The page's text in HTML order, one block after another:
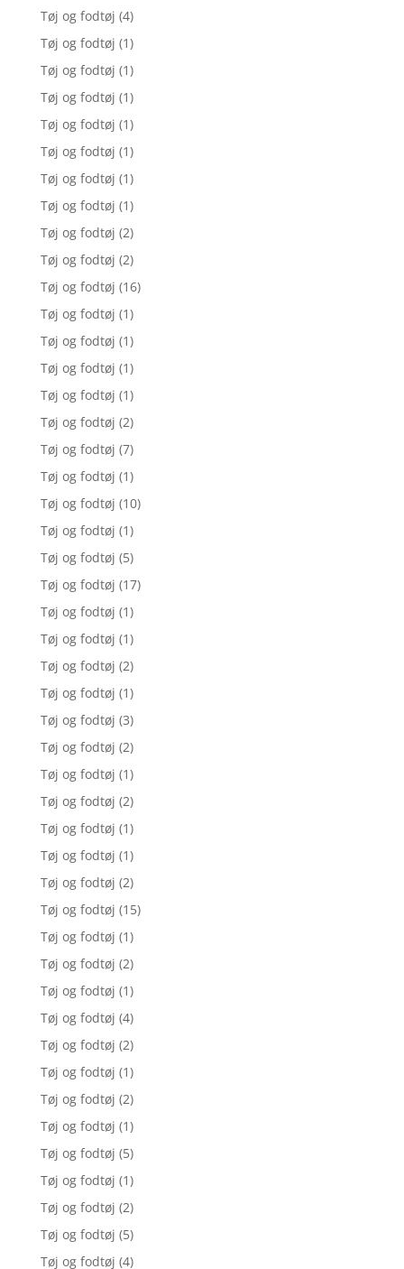
Tøj og fodtøj (4)
Tøj og fodtøj (1)
Tøj og fodtøj (1)
Tøj og fodtøj (1)
Tøj og fodtøj (1)
Tøj og fodtøj (1)
Tøj og fodtøj (1)
Tøj og fodtøj (1)
Tøj og fodtøj (2)
Tøj og fodtøj (2)
Tøj og fodtøj (16)
Tøj og fodtøj (1)
Tøj og fodtøj (1)
Tøj og fodtøj (1)
Tøj og fodtøj (1)
Tøj og fodtøj (2)
Tøj og fodtøj (7)
Tøj og fodtøj (1)
Tøj og fodtøj (10)
Tøj og fodtøj (1)
Tøj og fodtøj (5)
Tøj og fodtøj (17)
Tøj og fodtøj (1)
Tøj og fodtøj (1)
Tøj og fodtøj (2)
Tøj og fodtøj (1)
Tøj og fodtøj (3)
Tøj og fodtøj (2)
Tøj og fodtøj (1)
Tøj og fodtøj (2)
Tøj og fodtøj (1)
Tøj og fodtøj (1)
Tøj og fodtøj (2)
Tøj og fodtøj (15)
Tøj og fodtøj (1)
Tøj og fodtøj (2)
Tøj og fodtøj (1)
Tøj og fodtøj (4)
Tøj og fodtøj (2)
Tøj og fodtøj (1)
Tøj og fodtøj (2)
Tøj og fodtøj (1)
Tøj og fodtøj (5)
Tøj og fodtøj (1)
Tøj og fodtøj (2)
Tøj og fodtøj (5)
Tøj og fodtøj (4)